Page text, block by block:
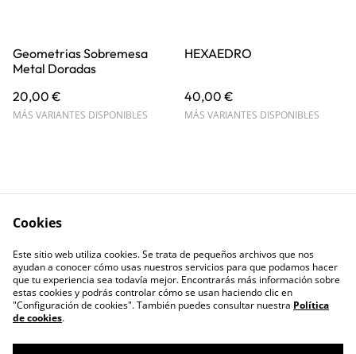
Geometrias Sobremesa
Metal Doradas
20,00 €
MÁS VARIANTES DISPONIBLES
HEXAEDRO
40,00 €
MÁS VARIANTES DISPONIBLES
Condiciones
Política de Privacidad
Política de cookies
Cookies
Este sitio web utiliza cookies. Se trata de pequeños archivos que nos
ayudan a conocer cómo usas nuestros servicios para que podamos hacer
que tu experiencia sea todavía mejor. Encontrarás más información sobre
estas cookies y podrás controlar cómo se usan haciendo clic en
"Configuración de cookies". También puedes consultar nuestra Política
de cookies.